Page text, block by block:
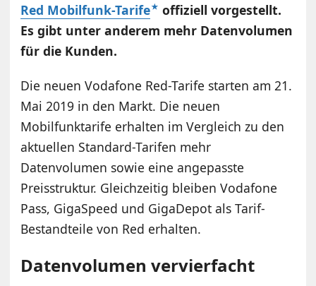
Red Mobilfunk-Tarife
offiziell vorgestellt.
Es gibt unter anderem mehr Datenvolumen
für die Kunden.
Die neuen Vodafone Red-Tarife starten am 21.
Mai 2019 in den Markt. Die neuen
Mobilfunktarife erhalten im Vergleich zu den
aktuellen Standard-Tarifen mehr
Datenvolumen sowie eine angepasste
Preisstruktur. Gleichzeitig bleiben Vodafone
Pass, GigaSpeed und GigaDepot als Tarif-
Bestandteile von Red erhalten.
Datenvolumen vervierfacht